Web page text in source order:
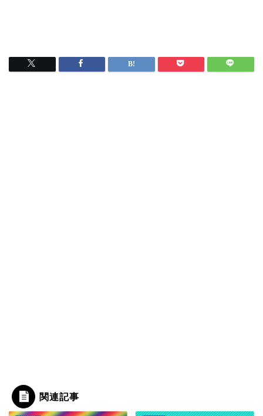
関連記事